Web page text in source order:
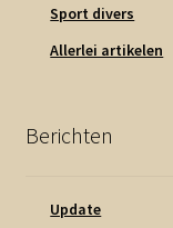
Sport divers
Allerlei artikelen
Berichten
Update